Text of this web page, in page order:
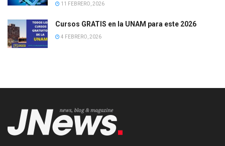
11 FEBRERO, 2026
Cursos GRATIS en la UNAM para este 2026
4 FEBRERO, 2026